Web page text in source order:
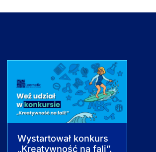
Wystartował konkurs
„Kreatywność na fali”.